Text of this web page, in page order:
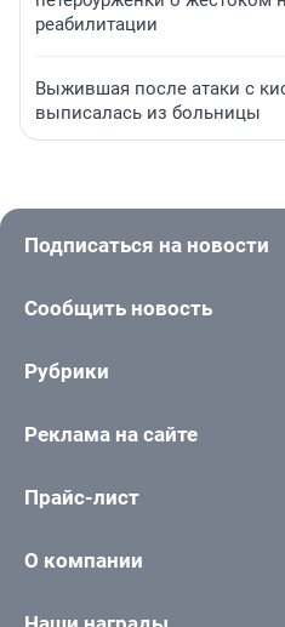
реабилитации
Выжившая после атаки с
выписалась из больницы
Подписаться на новости
Сообщить новость
Рубрики
Реклама на сайте
Прайс-лист
О компании